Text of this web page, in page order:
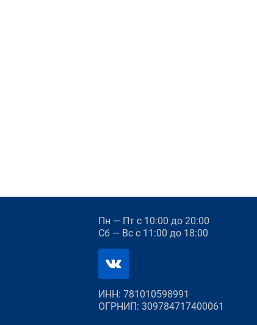
Пн — Пт с 10:00 до 20:00
Сб — Вс с 11:00 до 18:00
ИНН: 781010598991
ОГРНИП: 309784717400061